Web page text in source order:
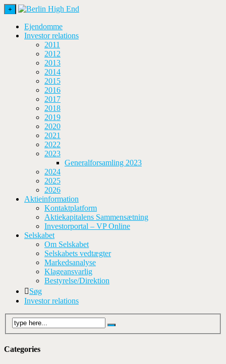
+
Ejendomme
Investor relations
2011
2012
2013
2014
2015
2016
2017
2018
2019
2020
2021
2022
2023
Generalforsamling 2023
2024
2025
2026
Aktieinformation
Kontaktplatform
Aktiekapitalens Sammensætning
Investorportal – VP Online
Selskabet
Om Selskabet
Selskabets vedtægter
Markedsanalyse
Klageansvarlig
Bestyrelse/Direktion
Søg
Investor relations
Categories